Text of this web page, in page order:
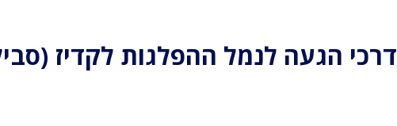
דרכי הגעה לנמל ההפלגות לקדיז